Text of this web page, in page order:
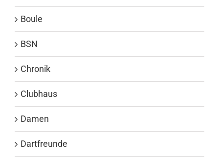
Boule
BSN
Chronik
Clubhaus
Damen
Dartfreunde